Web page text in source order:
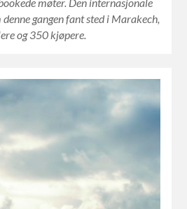
gangen fant sted i Marakech,
og 350 kjøpere.